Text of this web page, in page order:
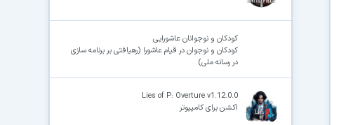
کودکان و نوجوانان عاشورایی
کودکان و نوجوان در قیام عاشورا (رهیافتی بر برنامه سازی
در رسانه ملی)
Lies of P: Overture v1.12.0.0
اکشن برای کامپیوتر